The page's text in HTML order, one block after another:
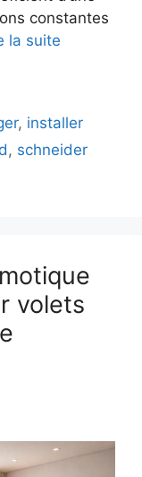
constantes
la suite
, installer
, schneider
volets